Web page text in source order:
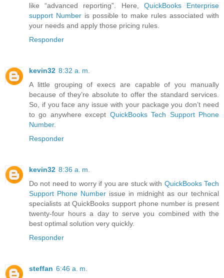
like “advanced reporting”. Here, QuickBooks Enterprise
support Number is possible to make rules associated with
your needs and apply those pricing rules.
Responder
kevin32 8:32 a. m.
A little grouping of execs are capable of you manually
because of they’re absolute to offer the standard services.
So, if you face any issue with your package you don’t need
to go anywhere except QuickBooks Tech Support Phone
Number.
Responder
kevin32 8:36 a. m.
Do not need to worry if you are stuck with QuickBooks Tech
Support Phone Number issue in midnight as our technical
specialists at QuickBooks support phone number is present
twenty-four hours a day to serve you combined with the
best optimal solution very quickly.
Responder
steffan 6:46 a. m.